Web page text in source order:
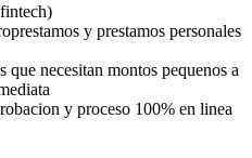
y prestamos personales
que necesitan montos pequenos a
y proceso 100% en linea